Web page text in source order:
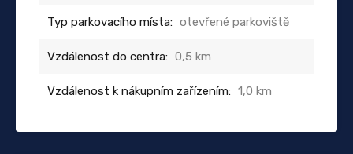
Typ parkovacího místa: otevřené parkoviště
Vzdálenost do centra: 0,5 km
Vzdálenost k nákupním zařízením: 1,0 km